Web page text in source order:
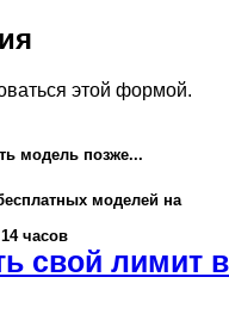
этой формой.
модель позже...
моделей на
часов
свой лимит в